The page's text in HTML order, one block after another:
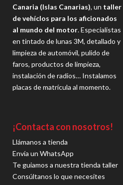
Canaria (Islas Canarias), un taller
de vehíclos para los aficionados
al mundo del motor. Especialistas
en tintado de lunas 3M, detallado y
limpieza de automóvil, pulido de
faros, productos de limpieza,
instalación de radios… Instalamos
placas de matrícula al momento.
¡Contacta con nosotros!
Llámanos a tienda
Envía un WhatsApp
Te guiamos a nuestra tienda taller
Consúltanos lo que necesites